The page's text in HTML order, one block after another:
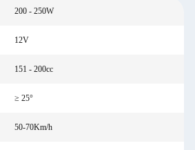
200 - 250W
12V
151 - 200cc
≥ 25°
50-70Km/h